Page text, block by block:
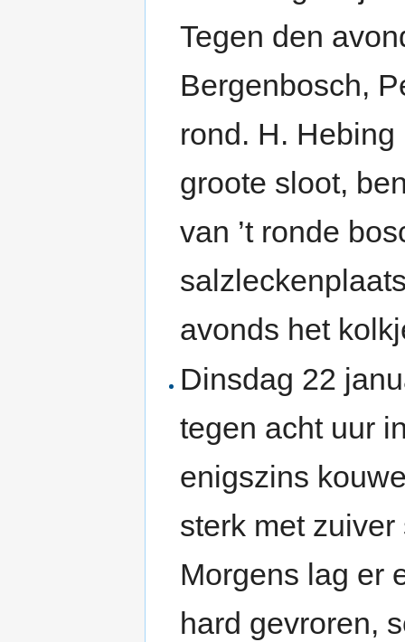
Tegen den
Bergenbosch,
rond. H.
groote sloot,
van ’t ronde
avonds het
Dinsdag 22
tegen acht uur
enigszins
sterk met zuiver
Morgens lag er
hard gevroren,